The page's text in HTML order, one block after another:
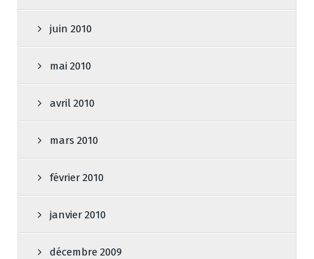
juin 2010
mai 2010
avril 2010
mars 2010
février 2010
janvier 2010
décembre 2009